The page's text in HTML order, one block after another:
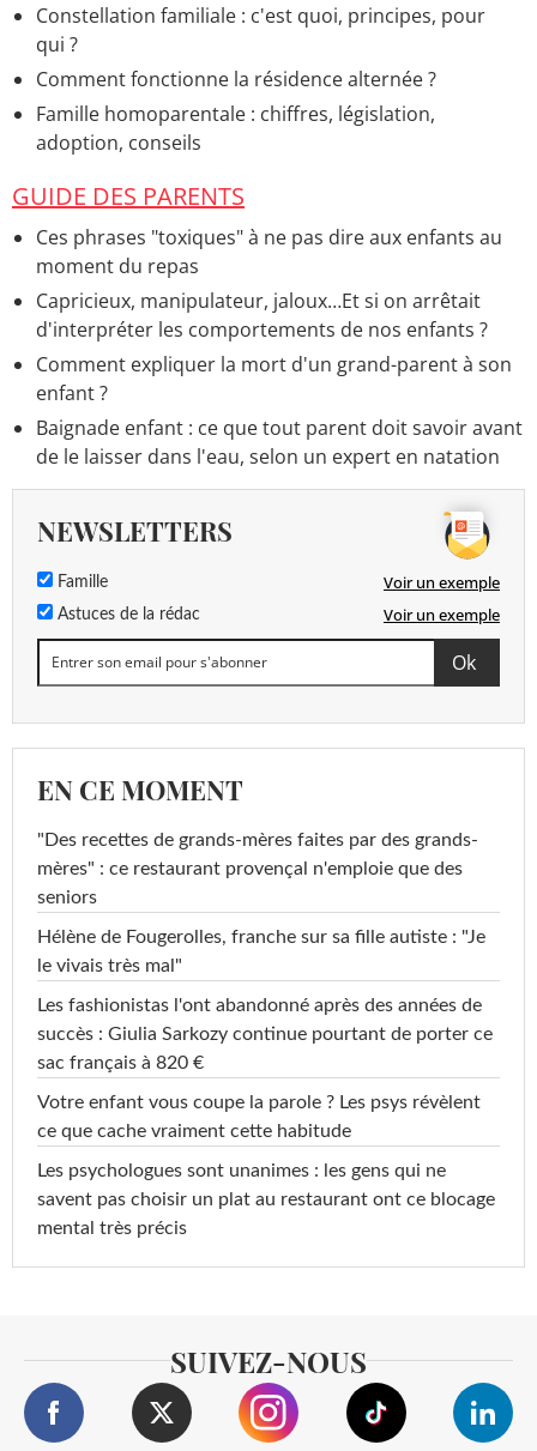
Constellation familiale : c'est quoi, principes, pour
qui ?
Comment fonctionne la résidence alternée ?
Famille homoparentale : chiffres, législation,
adoption, conseils
GUIDE DES PARENTS
Ces phrases "toxiques" à ne pas dire aux enfants au
moment du repas
Capricieux, manipulateur, jaloux…Et si on arrêtait
d'interpréter les comportements de nos enfants ?
Comment expliquer la mort d'un grand-parent à son
enfant ?
Baignade enfant : ce que tout parent doit savoir avant
de le laisser dans l'eau, selon un expert en natation
NEWSLETTERS
Famille Voir un exemple
Astuces de la rédac Voir un exemple
EN CE MOMENT
"Des recettes de grands-mères faites par des grands-
mères" : ce restaurant provençal n'emploie que des
seniors
Hélène de Fougerolles, franche sur sa fille autiste : "Je
le vivais très mal"
Les fashionistas l'ont abandonné après des années de
succès : Giulia Sarkozy continue pourtant de porter ce
sac français à 820 €
Votre enfant vous coupe la parole ? Les psys révèlent
ce que cache vraiment cette habitude
Les psychologues sont unanimes : les gens qui ne
savent pas choisir un plat au restaurant ont ce blocage
mental très précis
SUIVEZ-NOUS